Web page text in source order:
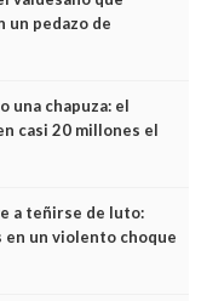
un pedazo de
una chapuza: el
casi 20 millones el
no cabían por los
a teñirse de luto:
en un violento choque